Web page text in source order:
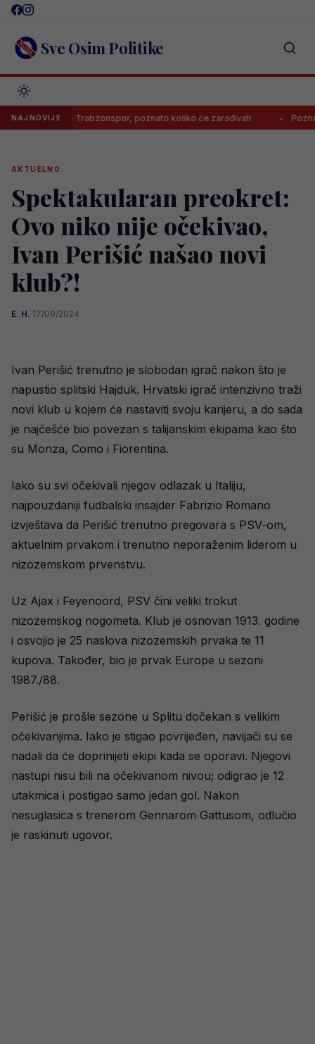
Skip
content Sve Osim Politike
NAJNOVIJEza Trabzonspor, poznato koliko će zarađivati Poznato
AKTUELNO
Spektakularan preokret:
Ovo niko nije očekivao,
Ivan Perišić našao novi
klub?!
E. H.·17/09/2024
Ivan Perišić trenutno je slobodan igrač nakon što je
napustio splitski Hajduk. Hrvatski igrač intenzivno traži
novi klub u kojem će nastaviti svoju karijeru, a do sada
je najčešće bio povezan s talijanskim ekipama kao što
su Monza, Como i Fiorentina.
Iako su svi očekivali njegov odlazak u Italiju,
najpouzdaniji fudbalski insajder Fabrizio Romano
izvještava da Perišić trenutno pregovara s PSV-om,
aktuelnim prvakom i trenutno neporaženim liderom u
nizozemskom prvenstvu.
Uz Ajax i Feyenoord, PSV čini veliki trokut
nizozemskog nogometa. Klub je osnovan 1913. godine
i osvojio je 25 naslova nizozemskih prvaka te 11
kupova. Također, bio je prvak Europe u sezoni
1987./88.
Perišić je prošle sezone u Splitu dočekan s velikim
očekivanjima. Iako je stigao povrijeđen, navijači su se
nadali da će doprinijeti ekipi kada se oporavi. Njegovi
nastupi nisu bili na očekivanom nivou; odigrao je 12
utakmica i postigao samo jedan gol. Nakon
nesuglasica s trenerom Gennarom Gattusom, odlučio
je raskinuti ugovor.